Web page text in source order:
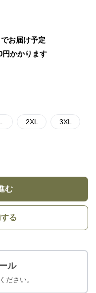
お届け予定
円かかります
2XL 3XL
む
る
ル
ださい。